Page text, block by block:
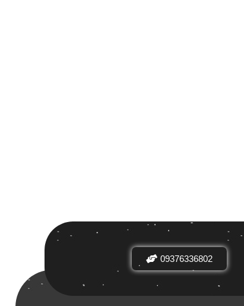
مرتب سازی بر اساس
پیش فرض
09376336802